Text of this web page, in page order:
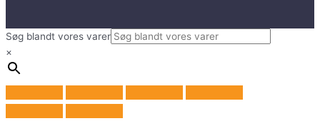
Søg blandt vores varer
×